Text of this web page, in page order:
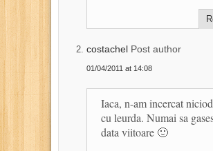
costachel Post author
01/04/2011 at 14:08
Iaca, n-am incercat
cu leurda. Numai sa
data viitoare 🙂